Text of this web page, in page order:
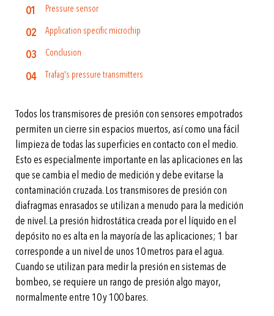
Pressure sensor
Application specific microchip
Conclusion
Trafag's pressure transmitters
Todos los transmisores de presión con sensores empotrados
permiten un cierre sin espacios muertos, así como una fácil
limpieza de todas las superficies en contacto con el medio.
Esto es especialmente importante en las aplicaciones en las
que se cambia el medio de medición y debe evitarse la
contaminación cruzada. Los transmisores de presión con
diafragmas enrasados se utilizan a menudo para la medición
de nivel. La presión hidrostática creada por el líquido en el
depósito no es alta en la mayoría de las aplicaciones; 1 bar
corresponde a un nivel de unos 10 metros para el agua.
Cuando se utilizan para medir la presión en sistemas de
bombeo, se requiere un rango de presión algo mayor,
normalmente entre 10 y 100 bares.